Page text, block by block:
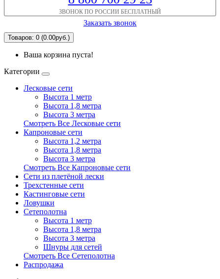
ЗВОНОК ПО РОССИИ БЕСПЛАТНЫЙ
Заказать звонок
Товаров: 0 (0.00руб.)
Ваша корзина пуста!
Категории
Лесковые сети
Высота 1 метр
Высота 1,8 метра
Высота 3 метра
Смотреть Все Лесковые сети
Капроновые сети
Высота 1,2 метра
Высота 1,8 метра
Высота 3 метра
Смотреть Все Капроновые сети
Сети из плетёной лески
Трехстенные сети
Кастинговые сети
Ловушки
Сетеполотна
Высота 1 метр
Высота 1,8 метра
Высота 3 метра
Шнуры для сетей
Смотреть Все Сетеполотна
Распродажа